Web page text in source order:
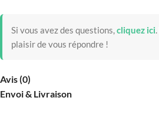
Si vous avez des questions,cliquez ici.
plaisir de vous répondre !
Avis (0)
Envoi & Livraison